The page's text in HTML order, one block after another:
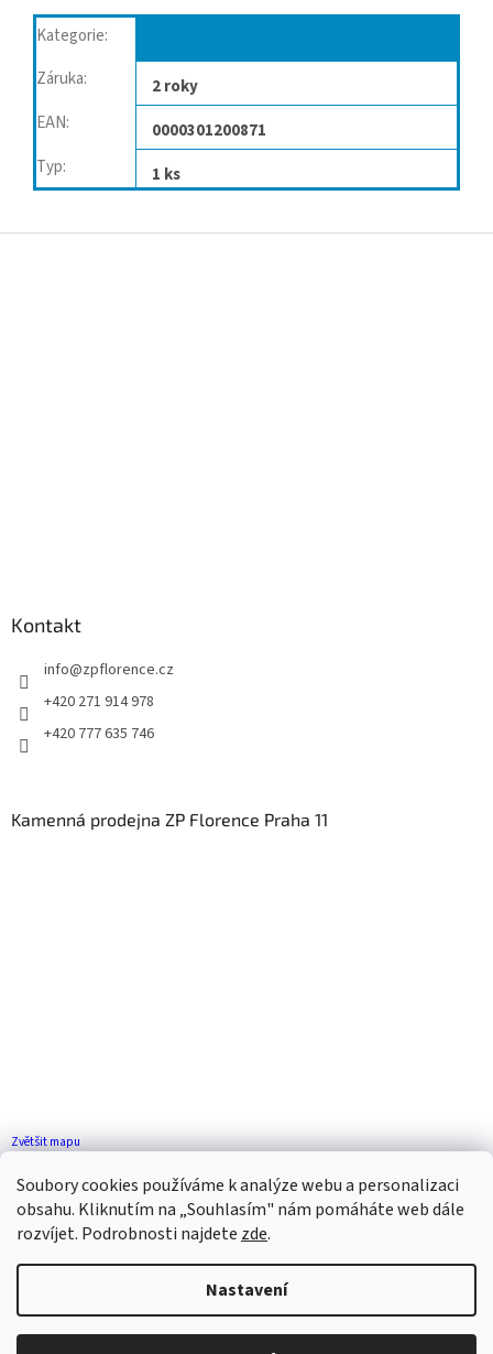
Soubory cookies používáme k analýze webu a personalizaci
obsahu. Kliknutím na „Souhlasím" nám pomáháte web dále
rozvíjet. Podrobnosti najdete zde.
Nastavení
Kategorie:
Záruka:
2 roky
EAN:
0000301200871
Typ: 1 ks
Kontakt
info@zpflorence.cz
+420 271 914 978
+420 777 635 746
Kamenná prodejna ZP Florence Praha 11
Zvětšit mapu
Vytvořil Shoptet